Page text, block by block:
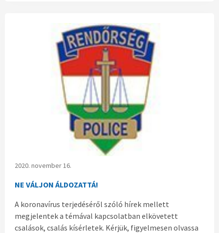
2020. november 16.
NE VÁLJON ÁLDOZATTÁ!
A koronavírus terjedéséről szóló hírek mellett
megjelentek a témával kapcsolatban elkövetett
csalások, csalás kísérletek. Kérjük, figyelmesen olvassa